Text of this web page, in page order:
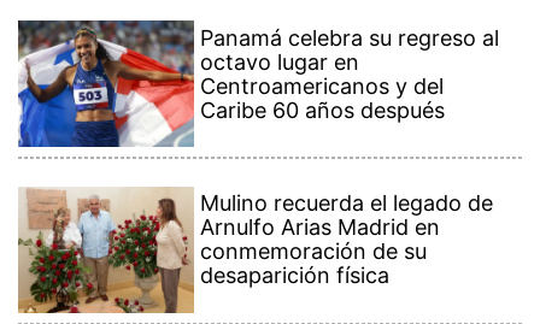
Panamá celebra su regreso al
octavo lugar en
Centroamericanos y del
Caribe 60 años después
Mulino recuerda el legado de
Arnulfo Arias Madrid en
conmemoración de su
desaparición física